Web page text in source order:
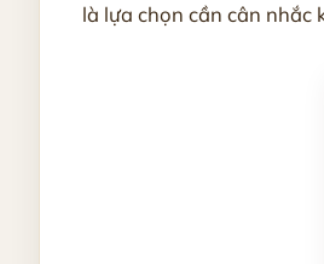
là lựa chọn cần cân nhắc